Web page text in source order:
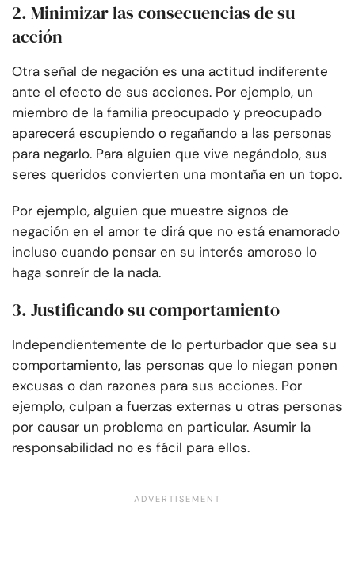
2. Minimizar las consecuencias de su
acción
Otra señal de negación es una actitud indiferente
ante el efecto de sus acciones. Por ejemplo, un
miembro de la familia preocupado y preocupado
aparecerá escupiendo o regañando a las personas
para negarlo. Para alguien que vive negándolo, sus
seres queridos convierten una montaña en un topo.
Por ejemplo, alguien que muestre signos de
negación en el amor te dirá que no está enamorado
incluso cuando pensar en su interés amoroso lo
haga sonreír de la nada.
3. Justificando su comportamiento
Independientemente de lo perturbador que sea su
comportamiento, las personas que lo niegan ponen
excusas o dan razones para sus acciones. Por
ejemplo, culpan a fuerzas externas u otras personas
por causar un problema en particular. Asumir la
responsabilidad no es fácil para ellos.